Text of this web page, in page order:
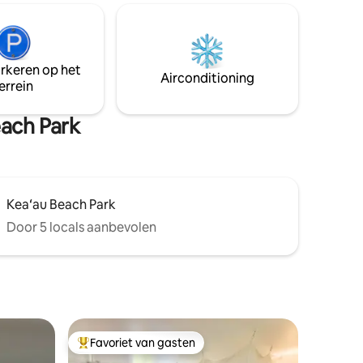
om me een bericht te sturen (scroll naar
beneden) als je de beschikbaarheid niet
op de kalender kunt vinden. Ik heb
andere advertenties op het eiland die
op het
Airconditioning
Park
Keaʻau Beach Park
Door 5 locals aanbevolen
Topfavoriet van gasten
Favoriet van gasten